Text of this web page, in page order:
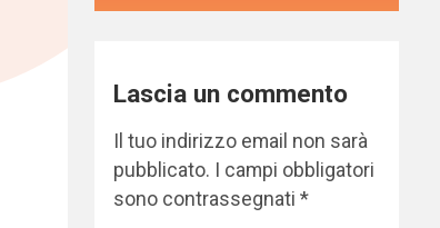
Lascia un commento
Il tuo indirizzo email non sarà
pubblicato. I campi obbligatori
sono contrassegnati*